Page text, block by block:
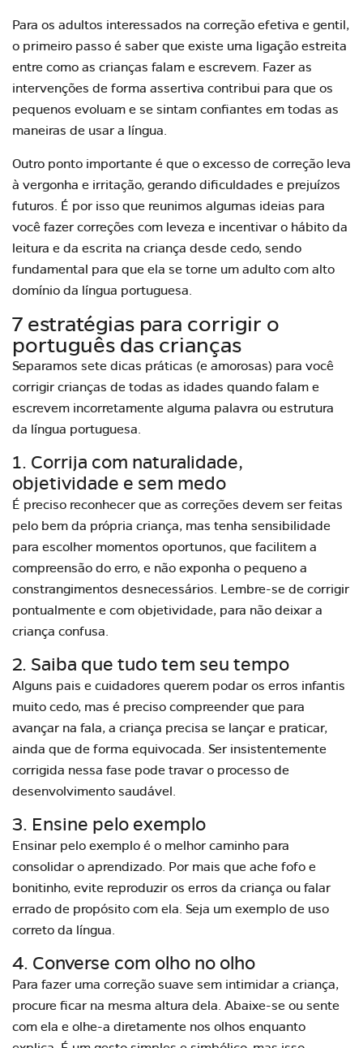
Para os adultos interessados na correção efetiva e gentil,
o primeiro passo é saber que existe uma ligação estreita
entre como as crianças falam e escrevem. Fazer as
intervenções de forma assertiva contribui para que os
pequenos evoluam e se sintam confiantes em todas as
maneiras de usar a língua.
Outro ponto importante é que o excesso de correção leva
à vergonha e irritação, gerando dificuldades e prejuízos
futuros. É por isso que reunimos algumas ideias para
você fazer correções com leveza e incentivar o hábito da
leitura e da escrita na criança desde cedo, sendo
fundamental para que ela se torne um adulto com alto
domínio da língua portuguesa.
7 estratégias para corrigir o
português das crianças
Separamos sete dicas práticas (e amorosas) para você
corrigir crianças de todas as idades quando falam e
escrevem incorretamente alguma palavra ou estrutura
da língua portuguesa.
1. Corrija com naturalidade,
objetividade e sem medo
É preciso reconhecer que as correções devem ser feitas
pelo bem da própria criança, mas tenha sensibilidade
para escolher momentos oportunos, que facilitem a
compreensão do erro, e não exponha o pequeno a
constrangimentos desnecessários. Lembre-se de corrigir
pontualmente e com objetividade, para não deixar a
criança confusa.
2. Saiba que tudo tem seu tempo
Alguns pais e cuidadores querem podar os erros infantis
muito cedo, mas é preciso compreender que para
avançar na fala, a criança precisa se lançar e praticar,
ainda que de forma equivocada. Ser insistentemente
corrigida nessa fase pode travar o processo de
desenvolvimento saudável.
3. Ensine pelo exemplo
Ensinar pelo exemplo é o melhor caminho para
consolidar o aprendizado. Por mais que ache fofo e
bonitinho, evite reproduzir os erros da criança ou falar
errado de propósito com ela. Seja um exemplo de uso
correto da língua.
4. Converse com olho no olho
Para fazer uma correção suave sem intimidar a criança,
procure ficar na mesma altura dela. Abaixe-se ou sente
com ela e olhe-a diretamente nos olhos enquanto